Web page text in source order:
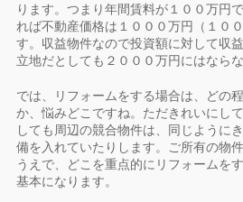
ります。つまり年間賃料が１００万円
れば不動産価格は１０００万円（１０
す。収益物件なので投資額に対して収
立地だとしても２０００万円にはならな
では、リフォームをする場合は、どの
か、悩みどこですね。ただきれいにし
しても周辺の競合物件は、同じように
備を入れていたりします。ご所有の物
うえで、どこを重点的にリフォームを
基本になります。